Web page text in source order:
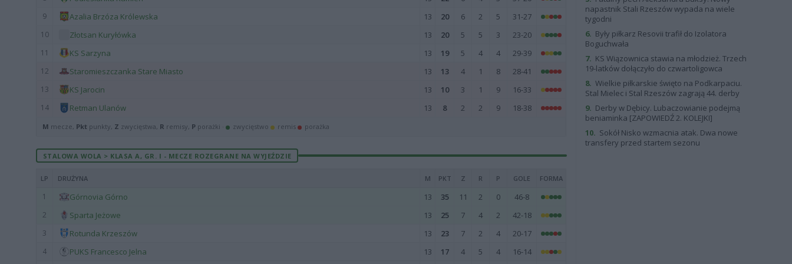
9 Azalia Brzóza Królewska 13 20 6 2 5 31-27
10 Złotsan Kuryłówka 13 20 5 5 3 23-20
11 KS Sarzyna 13 19 5 4 4 29-39
12 Staromieszczanka Stare Miasto 13 13 4 1 8 28-41
13 KS Jarocin 13 10 3 1 9 16-33
14 Retman Ulanów 13 8 2 2 9 18-38
M mecze, Pkt punkty, Z zwycięstwa, R remisy, P porażki · zwycięstwo remis porażka
STALOWA WOLA > KLASA A, GR. I - MECZE ROZEGRANE NA WYJEŹDZIE
LP DRUŻYNA M PKT Z R P GOLE FORMA
1 Górnovia Górno 13 35 11 2 0 46-8
2 Sparta Jeżowe 13 25 7 4 2 42-18
3 Rotunda Krzeszów 13 23 7 2 4 20-17
4 PUKS Francesco Jelna 13 17 4 5 4 16-14
napastnik Stali Rzeszów wypada na wiele
tygodni
6. Były piłkarz Resovii trafił do Izolatora
Boguchwała
7. KS Wiązownica stawia na młodzież. Trzech
19-latków dołączyło do czwartoligowca
8. Wielkie piłkarskie święto na Podkarpaciu.
Stal Mielec i Stal Rzeszów zagrają 44. derby
9. Derby w Dębicy. Lubaczowianie podejmą
beniaminka [ZAPOWIEDŹ 2. KOLEJKI]
10. Sokół Nisko wzmacnia atak. Dwa nowe
transfery przed startem sezonu